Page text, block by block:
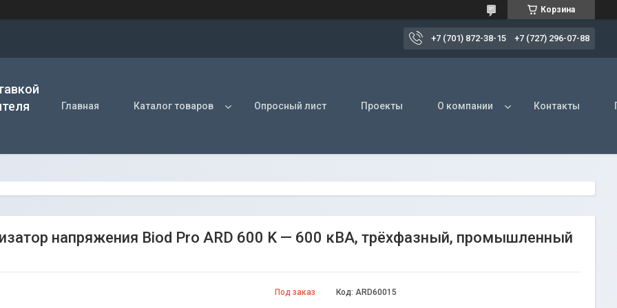
Корзина
+7 (701) 872-38-15 +7 (727) 296-07-88
Главная Каталог товаров Опросный лист Проекты О компании Контакты
напряжения Biod Pro ARD 600 K — 600 кВА, трёхфазный, промышленный
Под заказ Код: ARD60015